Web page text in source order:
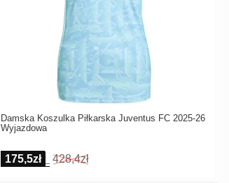
Damska Koszulka Piłkarska Juventus FC 2025-26
Wyjazdowa
175,5zł 428,4zł